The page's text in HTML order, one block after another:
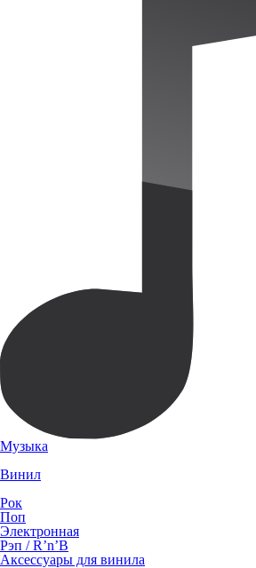
Музыка
Винил
Рок
Поп
Электронная
Рэп / R’n’B
Аксессуары для винила